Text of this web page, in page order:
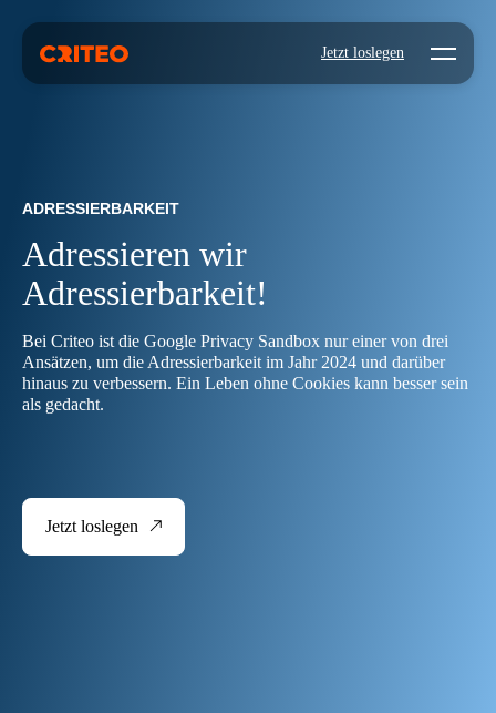
Jetzt loslegen Open
ADRESSIERBARKEIT
Adressieren wir
Adressierbarkeit!
Bei Criteo ist die Google Privacy Sandbox nur einer von drei
Ansätzen, um die Adressierbarkeit im Jahr 2024 und darüber
hinaus zu verbessern. Ein Leben ohne Cookies kann besser sein
als gedacht.
Jetzt loslegen